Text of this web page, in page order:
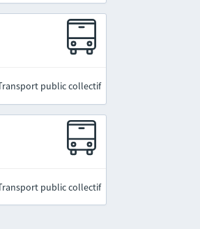
public collectif
public collectif